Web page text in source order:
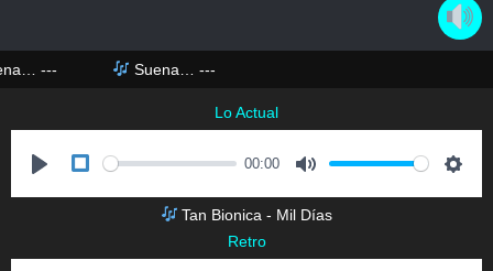
DESARROLLO HECHO EN EL SUR
PROGRAMACIÓN
--- Suena… ---
Lo Actual
00:00
u
Tan Bionica - Mil Días
Retro